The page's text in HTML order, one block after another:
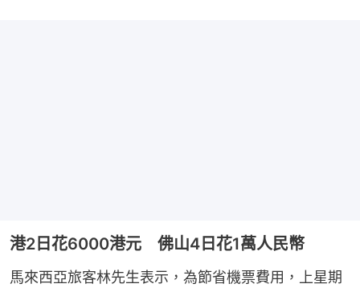
港2日花6000港元 佛山4日花1萬人民幣
馬來西亞旅客林先生表示，為節省機票費用，上星期